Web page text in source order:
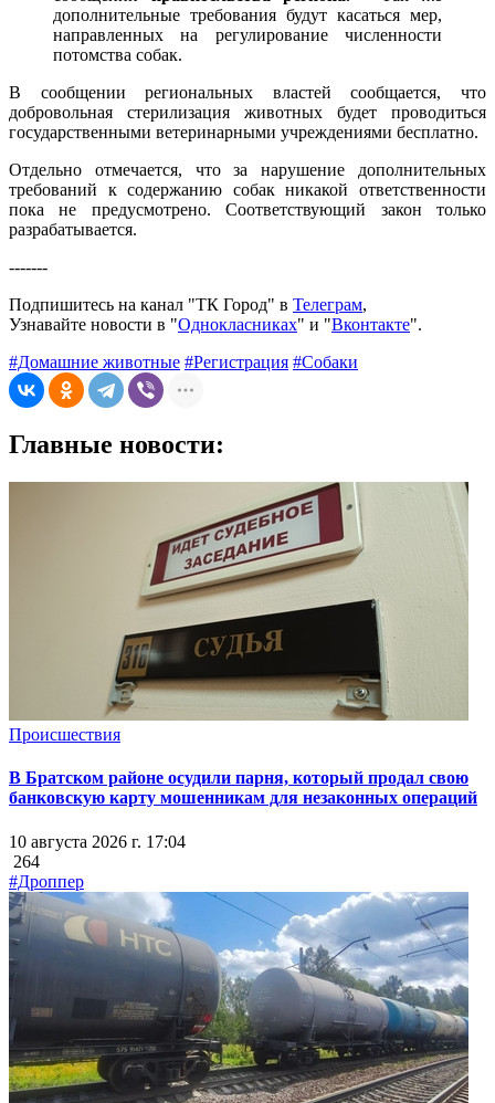
дополнительные требования будут касаться мер,
направленных на регулирование численности
потомства собак.
В сообщении региональных властей сообщается, что
добровольная стерилизация животных будет проводиться
государственными ветеринарными учреждениями бесплатно.
Отдельно отмечается, что за нарушение дополнительных
требований к содержанию собак никакой ответственности
пока не предусмотрено. Соответствующий закон только
разрабатывается.
-------
Подпишитесь на канал "ТК Город" в Телеграм,
Узнавайте новости в "Однокласниках" и "Вконтакте".
#Домашние животные #Регистрация #Собаки
Главные новости:
Происшествия
В Братском районе осудили парня, который продал свою
банковскую карту мошенникам для незаконных операций
10 августа 2026 г. 17:04
264
#Дроппер